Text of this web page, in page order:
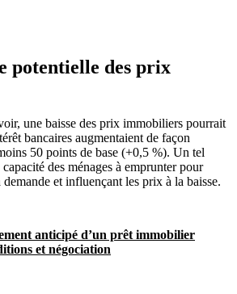
potentielle des prix
une baisse des prix immobiliers pourrait
bancaires augmentaient de façon
50 points de base (+0,5 %). Un tel
des ménages à emprunter pour
et influençant les prix à la baisse.
anticipé d’un prêt immobilier
et négociation